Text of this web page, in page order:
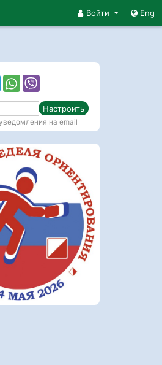
Войти Eng
Настроить
на email